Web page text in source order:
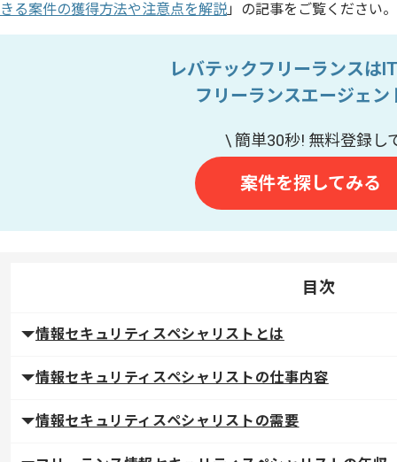
きる案件の獲得方法や注意点を解説 」の記事をご覧ください。
レバテックフリーランスは
フリーランスエージェン
案件を探してみる
目次
情報セキュリティスペシャリストとは
情報セキュリティスペシャリストの仕事内容
情報セキュリティスペシャリストの需要